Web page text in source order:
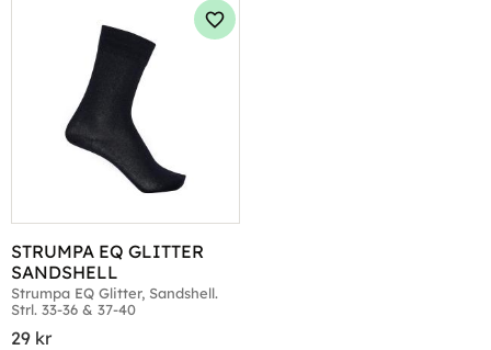
STRUMPA EQ GLITTER
SANDSHELL
Strumpa EQ Glitter, Sandshell.
Strl. 33-36 & 37-40
29 kr
Lägg till i favoriter